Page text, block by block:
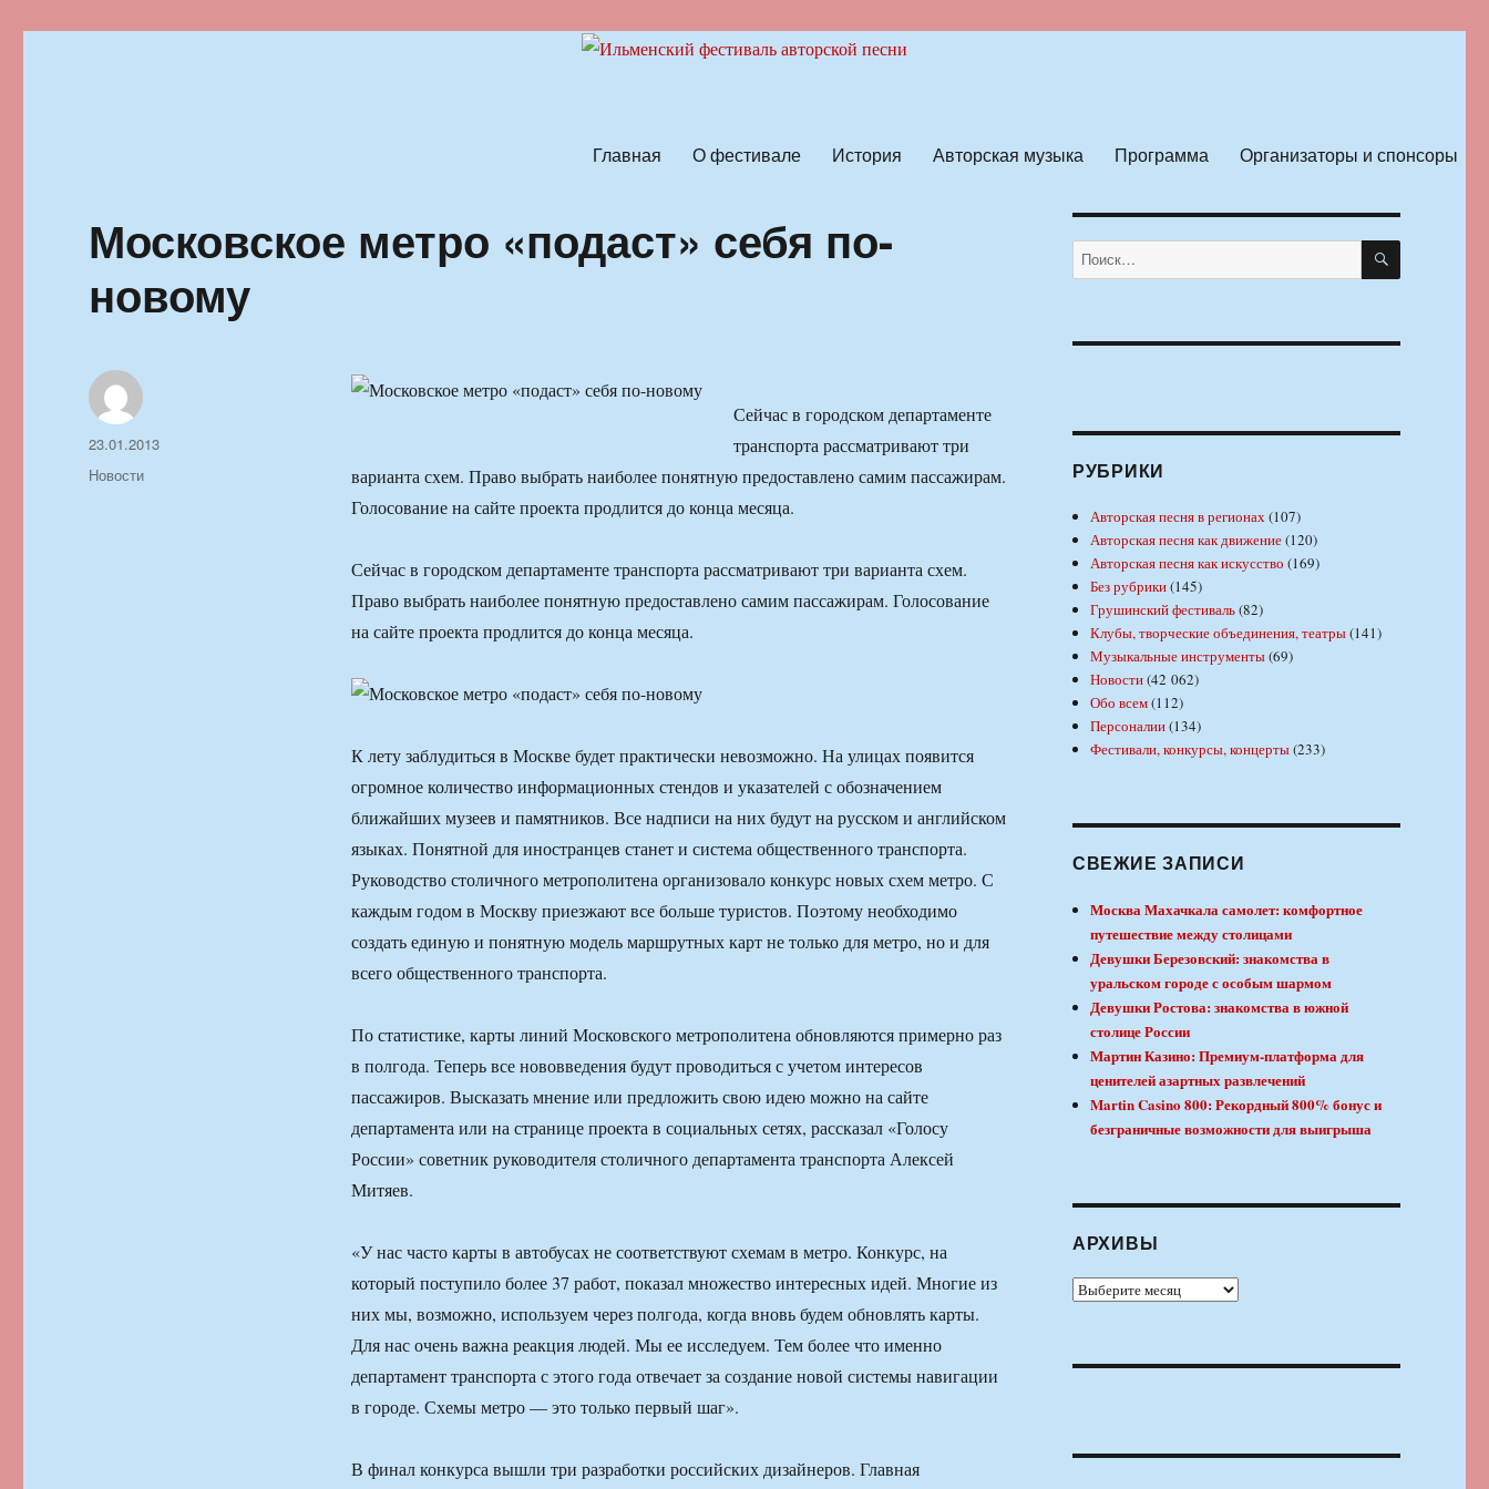
Главная О фестивале История Авторская музыка Программа Организаторы и спонсоры
Московское метро «подаст» себя по-
новому
Сейчас в городском департаменте
транспорта рассматривают три
варианта схем. Право выбрать наиболее понятную предоставлено самим пассажирам.
Голосование на сайте проекта продлится до конца месяца.
Сейчас в городском департаменте транспорта рассматривают три варианта схем.
Право выбрать наиболее понятную предоставлено самим пассажирам. Голосование
на сайте проекта продлится до конца месяца.
К лету заблудиться в Москве будет практически невозможно. На улицах появится
огромное количество информационных стендов и указателей с обозначением
ближайших музеев и памятников. Все надписи на них будут на русском и английском
языках. Понятной для иностранцев станет и система общественного транспорта.
Руководство столичного метрополитена организовало конкурс новых схем метро. С
каждым годом в Москву приезжают все больше туристов. Поэтому необходимо
создать единую и понятную модель маршрутных карт не только для метро, но и для
всего общественного транспорта.
По статистике, карты линий Московского метрополитена обновляются примерно раз
в полгода. Теперь все нововведения будут проводиться с учетом интересов
пассажиров. Высказать мнение или предложить свою идею можно на сайте
департамента или на странице проекта в социальных сетях, рассказал «Голосу
России» советник руководителя столичного департамента транспорта Алексей
Митяев.
«У нас часто карты в автобусах не соответствуют схемам в метро. Конкурс, на
который поступило более 37 работ, показал множество интересных идей. Многие из
них мы, возможно, используем через полгода, когда вновь будем обновлять карты.
Для нас очень важна реакция людей. Мы ее исследуем. Тем более что именно
департамент транспорта с этого года отвечает за создание новой системы навигации
в городе. Схемы метро — это только первый шаг».
В финал конкурса вышли три разработки российских дизайнеров. Главная
Автор
Опубликовано
23.01.2013
Рубрики
Новости
Искать: ПОИСК
РУБРИКИ
Авторская песня в регионах(107)
Авторская песня как движение(120)
Авторская песня как искусство (169)
Без рубрики(145)
Грушинский фестиваль(82)
Клубы, творческие объединения, театры(141)
Музыкальные инструменты(69)
Новости(42 062)
Обо всем(112)
Персоналии(134)
Фестивали, конкурсы, концерты(233)
СВЕЖИЕ ЗАПИСИ
Москва Махачкала самолет: комфортное
путешествие между столицами
Девушки Березовский: знакомства в
уральском городе с особым шармом
Девушки Ростова: знакомства в южной
столице России
Мартин Казино: Премиум-платформа для
ценителей азартных развлечений
Martin Casino 800: Рекордный 800% бонус и
безграничные возможности для выигрыша
АРХИВЫ
Архивы